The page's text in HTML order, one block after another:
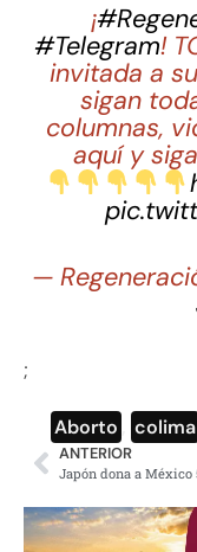
¡
#Telegram!
invitada a
sigan
columnas,
aquí y
—
;
Aborto colima
ANTERIOR